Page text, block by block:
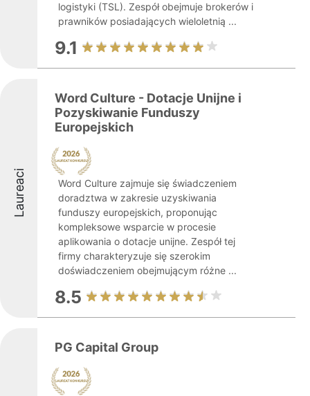
logistyki (TSL). Zespół obejmuje brokerów i
prawników posiadających wieloletnią ...
9.1
Laureaci
Word Culture - Dotacje Unijne i
Pozyskiwanie Funduszy
Europejskich
Word Culture zajmuje się świadczeniem
doradztwa w zakresie uzyskiwania
funduszy europejskich, proponując
kompleksowe wsparcie w procesie
aplikowania o dotacje unijne. Zespół tej
firmy charakteryzuje się szerokim
doświadczeniem obejmującym różne ...
8.5
PG Capital Group